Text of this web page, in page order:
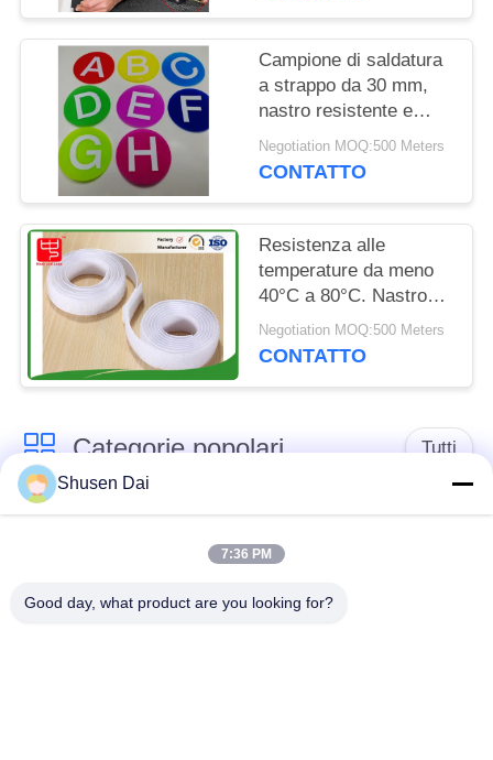
Campione di saldatura
a strappo da 30 mm,
nastro resistente e
durevole, adatto per la
produzione e le
Negotiation MOQ:500 Meters
CONTATTO
Resistenza alle
temperature da meno
40°C a 80°C. Nastro
per ganci di larghezza
da 10mm a 50mm
Negotiation MOQ:500 Meters
CONTATTO
Categorie popolari Tutti
gancio e nastro del
Gancio e ciclo di
plastica
Gancio e nastro
Toppe su ordinazione
Shusen Dai
7:36 PM
Good day, what product are you looking for?